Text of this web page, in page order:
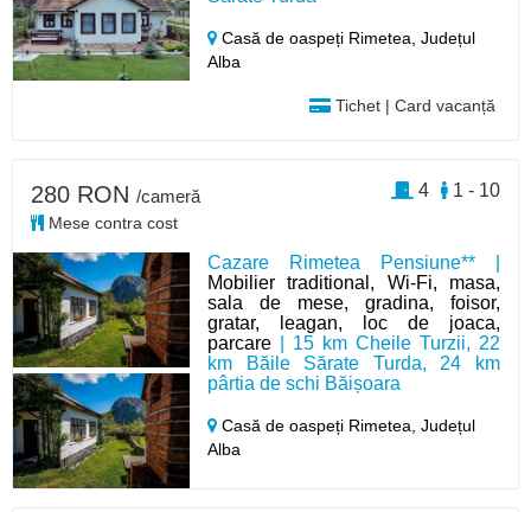
Casă de oaspeți Rimetea,Județul
Alba
Tichet | Card vacanță
Cazare Rimetea Pensiune** |
Mobilier traditional, Wi-Fi, masa,
sala de mese, gradina, foisor,
gratar, leagan, loc de joaca,
parcare | 15 km Cheile Turzii, 22
km Băile Sărate Turda, 24 km
pârtia de schi Băișoara
Casă de oaspeți Rimetea,Județul
Alba
280 RON /cameră
Mese contra cost
1 - 10
4